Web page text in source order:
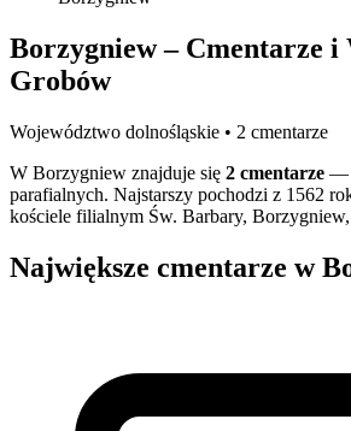
Borzygniew – Cmentarze i
Grobów
Województwo dolnośląskie • 2 cmentarze
W Borzygniew znajduje się 2 cmentarze —
parafialnych. Najstarszy pochodzi z 1562
kościele filialnym Św. Barbary,
Największe cmentarze w